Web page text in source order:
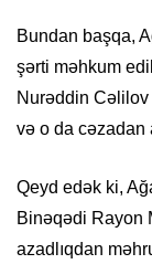
Bundan başqa,
şərti məhkum
Nurəddin
və o da cəzadan
Qeyd edək ki,
Binəqədi Rayon
azadlıqdan